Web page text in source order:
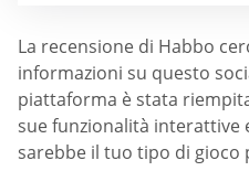
La recensione di Habbo
informazioni su questo
piattaforma è stata
sue funzionalità interattive
sarebbe il tuo tipo di gioco